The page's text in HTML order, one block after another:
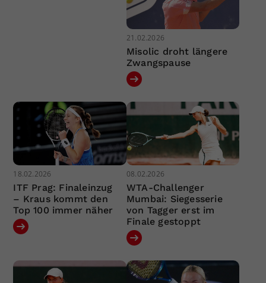
21.02.2026
Misolic droht längere
Zwangspause
18.02.2026
ITF Prag: Finaleinzug
– Kraus kommt den
Top 100 immer näher
08.02.2026
WTA-Challenger
Mumbai: Siegesserie
von Tagger erst im
Finale gestoppt